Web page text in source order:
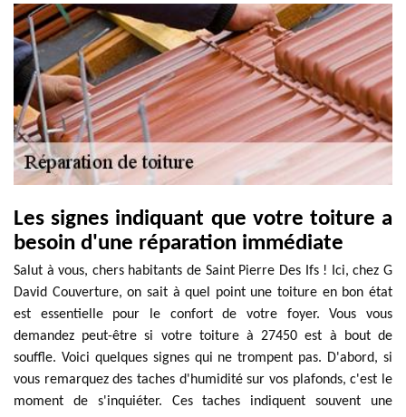
Les signes indiquant que votre toiture a
besoin d'une réparation immédiate
Salut à vous, chers habitants de Saint Pierre Des Ifs ! Ici, chez G
David Couverture, on sait à quel point une toiture en bon état
est essentielle pour le confort de votre foyer. Vous vous
demandez peut-être si votre toiture à 27450 est à bout de
souffle. Voici quelques signes qui ne trompent pas. D'abord, si
vous remarquez des taches d'humidité sur vos plafonds, c'est le
moment de s'inquiéter. Ces taches indiquent souvent une